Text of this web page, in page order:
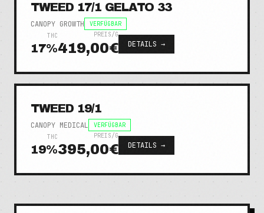
TWEED 17/1 GELATO 33
CANOPY GROWTH
VERFÜGBAR
THC
17%
PREIS/G
419,00€ DETAILS →
TWEED 19/1
CANOPY MEDICAL
VERFÜGBAR
THC
19%
PREIS/G
395,00€ DETAILS →